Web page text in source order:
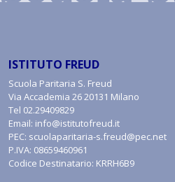
ISTITUTO FREUD
Scuola Paritaria S. Freud
Via Accademia 26 20131 Milano
Tel 02.29409829
Email: info@istitutofreud.it
PEC: scuolaparitaria-s.freud@pec.net
P.IVA: 08659460961
Codice Destinatario: KRRH6B9